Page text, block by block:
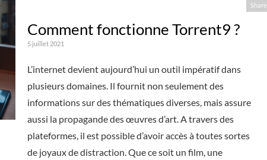
Share
Comment fonctionne Torrent9 ?
5 juillet 2021
L’internet devient aujourd’hui un outil impératif dans
plusieurs domaines. Il fournit non seulement des
informations sur des thématiques diverses, mais assure
aussi la propagande des œuvres d’art. A travers des
plateformes, il est possible d’avoir accès à toutes sortes
de joyaux de distraction. Que ce soit un film, une